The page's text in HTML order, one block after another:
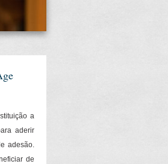
a
aderir
adesão.
de